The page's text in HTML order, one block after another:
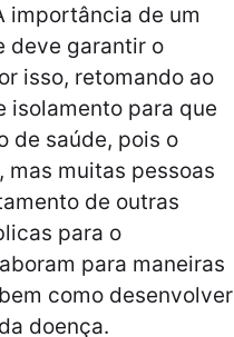
importância de um
deve garantir o
isso, retomando ao
isolamento para que
de saúde, pois o
mas muitas pessoas
de outras
para o
para maneiras
como desenvolver
doença.